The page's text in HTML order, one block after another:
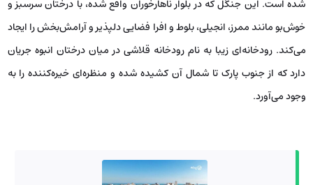
شده است. این جنگل که در بلوار ناهارخوران واقع شده، با درختان سرسبز و
خوش‌بو مانند ممرز، انجیلی، بلوط و افرا فضایی دلپذیر و آرامش‌بخش را ایجاد
می‌کند. رودخانه‌ای زیبا به نام رودخانه قلاشی در میان درختان انبوه جریان
دارد که از جنوب پارک تا شمال آن کشیده شده و منظره‌ای خیره‌کننده را به
وجود می‌آورد.